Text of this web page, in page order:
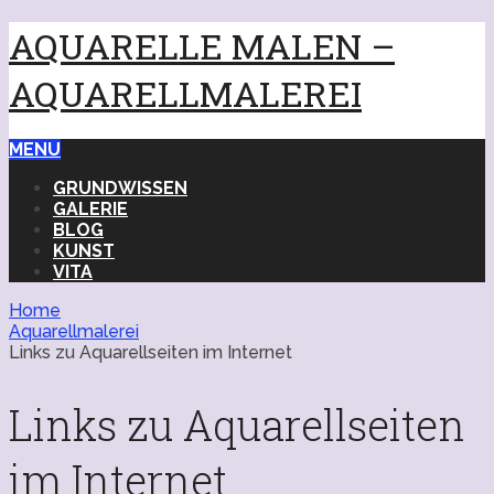
AQUARELLE MALEN –
AQUARELLMALEREI
MENU
GRUNDWISSEN
GALERIE
BLOG
KUNST
VITA
Home
Aquarellmalerei
Links zu Aquarellseiten im Internet
Links zu Aquarellseiten
im Internet